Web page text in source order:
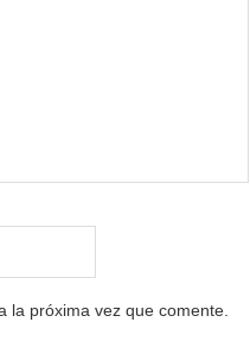
la próxima vez que comente.